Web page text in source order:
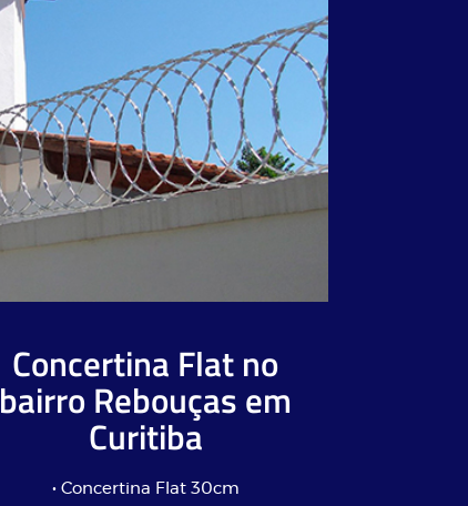
Concertina Flat no
bairro Rebouças em
Curitiba
• Concertina Flat 30cm